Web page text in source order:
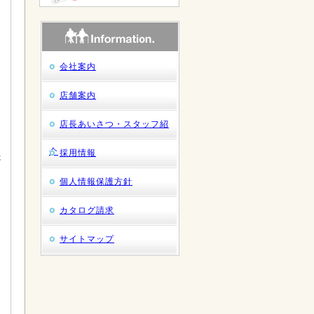
会社案内
店舗案内
店長あいさつ・スタッフ紹
介 採用情報
個人情報保護方針
カタログ請求
サイトマップ